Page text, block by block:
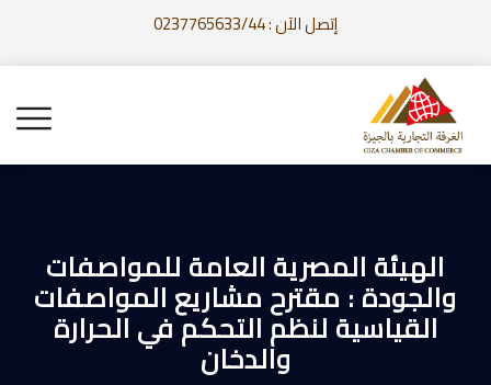
إتصل الآن : 0237765633/44
الهيئة المصرية العامة للمواصفات
والجودة : مقترح مشاريع المواصفات
القياسية لنظم التحكم في الحرارة
والدخان